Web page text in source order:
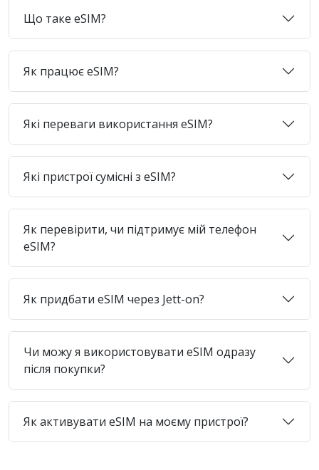
Що таке eSIM?
Як працює eSIM?
Які переваги використання eSIM?
Які пристрої сумісні з eSIM?
Як перевірити, чи підтримує мій телефон
eSIM?
Як придбати eSIM через Jett-on?
Чи можу я використовувати eSIM одразу
після покупки?
Як активувати eSIM на моєму пристрої?